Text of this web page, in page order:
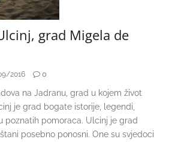
grad Migela de
2016 0
na Jadranu, grad u kojem život
je grad bogate istorije, legendi,
poznatih pomoraca. Ulcinj je grad
posebno ponosni. One su svjedoci